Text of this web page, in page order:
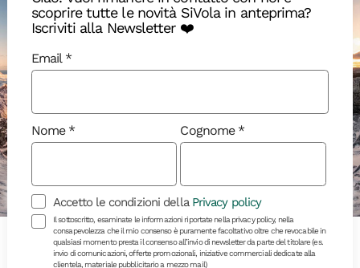
Scopri dove ti porto
Disponibili In arrivo Sold out
scoprire tutte le novità SiVola in anteprima?
Iscriviti alla Newsletter ❤️
Email
Nome Cognome
Accetto le condizioni della Privacy policy
Il sottoscritto, esaminate le informazioni riportate nella privacy policy, nella
consapevolezza che il mio consenso è puramente facoltativo oltre che revocabile in
qualsiasi momento presta il consenso all’invio di newsletter da parte del titolare (es.
invio di comunicazioni, offerte promozionali, iniziative commerciali dedicate alla
clientela, materiale pubblicitario a mezzo mail)